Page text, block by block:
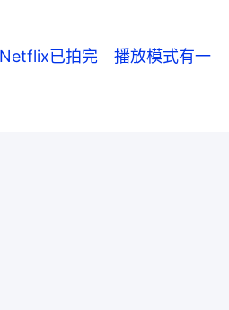
已拍完 播放模式有一